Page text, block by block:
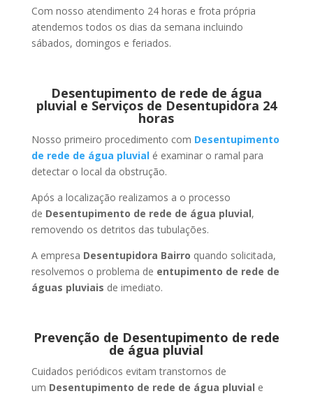
Com nosso atendimento 24 horas e frota própria
atendemos todos os dias da semana incluindo
sábados, domingos e feriados.
Desentupimento de rede de água
pluvial e Serviços de Desentupidora 24
horas
Nosso primeiro procedimento com Desentupimento
de rede de água pluvialé examinar o ramal para
detectar o local da obstrução.
Após a localização realizamos a o processo
de Desentupimento de rede de água pluvial,
removendo os detritos das tubulações.
A empresa Desentupidora Bairro quando solicitada,
resolvemos o problema de entupimento de rede de
águas pluviais de imediato.
Prevenção de Desentupimento de rede
de água pluvial
Cuidados periódicos evitam transtornos de
um Desentupimento de rede de água pluvial e